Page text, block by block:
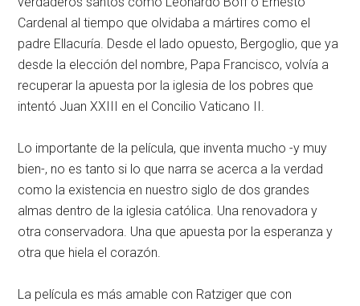
Cardenal al tiempo que olvidaba a mártires como el
padre Ellacuría. Desde el lado opuesto, Bergoglio, que ya
desde la elección del nombre, Papa Francisco, volvía a
recuperar la apuesta por la iglesia de los pobres que
intentó Juan XXIII en el Concilio Vaticano II.
Lo importante de la película, que inventa mucho -y muy
bien-, no es tanto si lo que narra se acerca a la verdad
como la existencia en nuestro siglo de dos grandes
almas dentro de la iglesia católica. Una renovadora y
otra conservadora. Una que apuesta por la esperanza y
otra que hiela el corazón.
La película es más amable con Ratziger que con